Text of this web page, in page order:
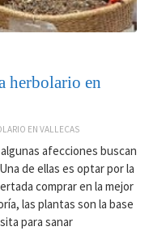
herbolario en
EN VALLECAS
afecciones buscan
de ellas es optar por la
comprar en la mejor
las plantas son la base
para sanar